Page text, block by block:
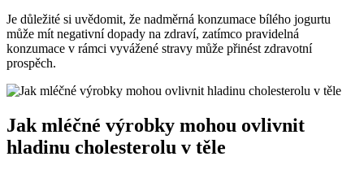
Je důležité si uvědomit, že nadměrná konzumace bílého jogurtu
může mít negativní dopady na zdraví, zatímco pravidelná
konzumace v rámci vyvážené stravy může přinést zdravotní
prospěch.
Jak mléčné výrobky mohou ovlivnit
hladinu cholesterolu v těle